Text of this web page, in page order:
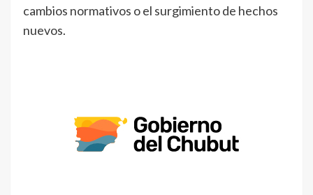
cambios normativos o el surgimiento de hechos
nuevos.